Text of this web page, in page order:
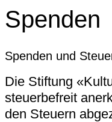
Spenden
Spenden und
Die Stiftung
steuerbefreit
den Steuern